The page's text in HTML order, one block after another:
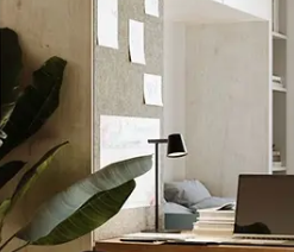
Impulsant
per a
pionera de amb
i els moments